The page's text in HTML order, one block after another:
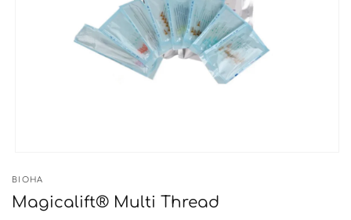
1
in
modal
BIOHA
Magicalift® Multi Thread